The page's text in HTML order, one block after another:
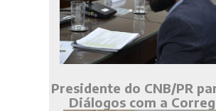
Presidente do CNB/PR
Diálogos com a